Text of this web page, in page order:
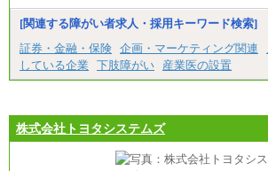
※１ 試用期間６か月（試用
なし）
[関連する障がい者求人・採用キーワード検索]
証券・金融・保険 企画・マーケティング関連
している企業
下肢障がい 産業医の設置
株式会社トヨタシステムズ